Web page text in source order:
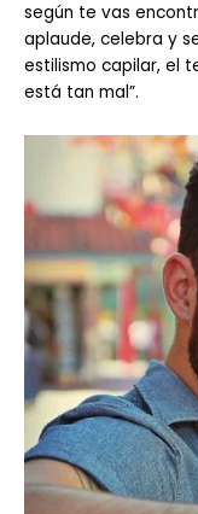
según te vas
aplaude, celebra y
estilismo capilar, el
está tan mal”.